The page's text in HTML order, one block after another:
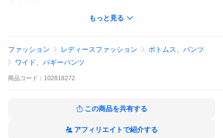
33571，2293706，2282697，2269110，2240322，2240320，2
カジ デート フェス ライブ プチプラ 大人カジュアル 定番 旅行
2026 Spring & Summer item
●全体に散りばめられた小花柄刺繍が高見えなワイドパンツ
●ウエストゴムでイージーな穿き心地
もっと見る
ファッション レディースファッション
ボトムス、パンツ
ワイド、バギーパンツ
商品 コード： 102818272
この商品を共有する
アフィリエイトで紹介する